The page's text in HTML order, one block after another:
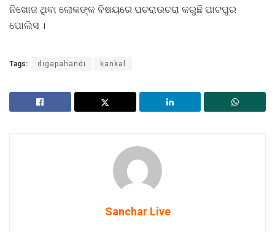
ନିଖୋଜ ଥିବା ଲୋକଙ୍କ ବିଷୟରେ ପଚରାଉଚରା କରୁଛି ପାଟପୁର
ପୋଲିସ ।
Tags: digapahandi kankal
Sanchar Live